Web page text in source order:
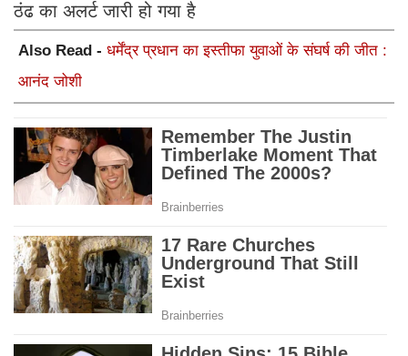
ठंढ का अलर्ट जारी हो गया है
Also Read - धर्मेंद्र प्रधान का इस्तीफा युवाओं के संघर्ष की जीत :
आनंद जोशी